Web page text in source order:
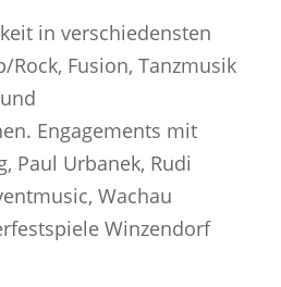
in verschiedensten
Rock, Fusion, Tanzmusik
Engagements mit
Paul Urbanek, Rudi
Wachau
Winzendorf